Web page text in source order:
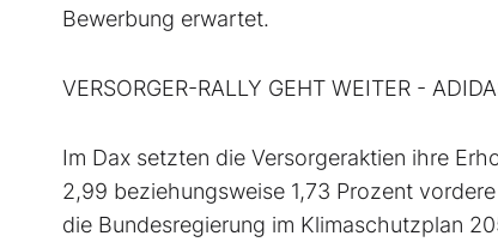
Bewerbung erwartet.
VERSORGER-RALLY GEHT WEITER -
Im Dax setzten die Versorgeraktien ihre
2,99 beziehungsweise 1,73 Prozent
die Bundesregierung im Klimaschutzplan